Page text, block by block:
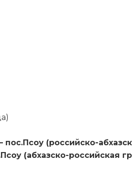
пос.Псоу (российско-
(абхазско-российская